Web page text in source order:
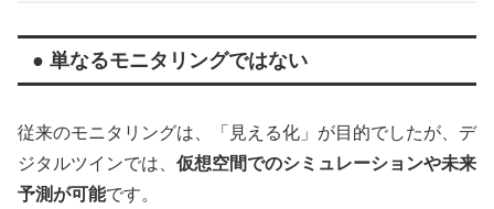
● 単なるモニタリングではない
従来のモニタリングは、「見える化」が目的でしたが、デ
ジタルツインでは、 仮想空間でのシミュレーションや未来
予測が可能です。